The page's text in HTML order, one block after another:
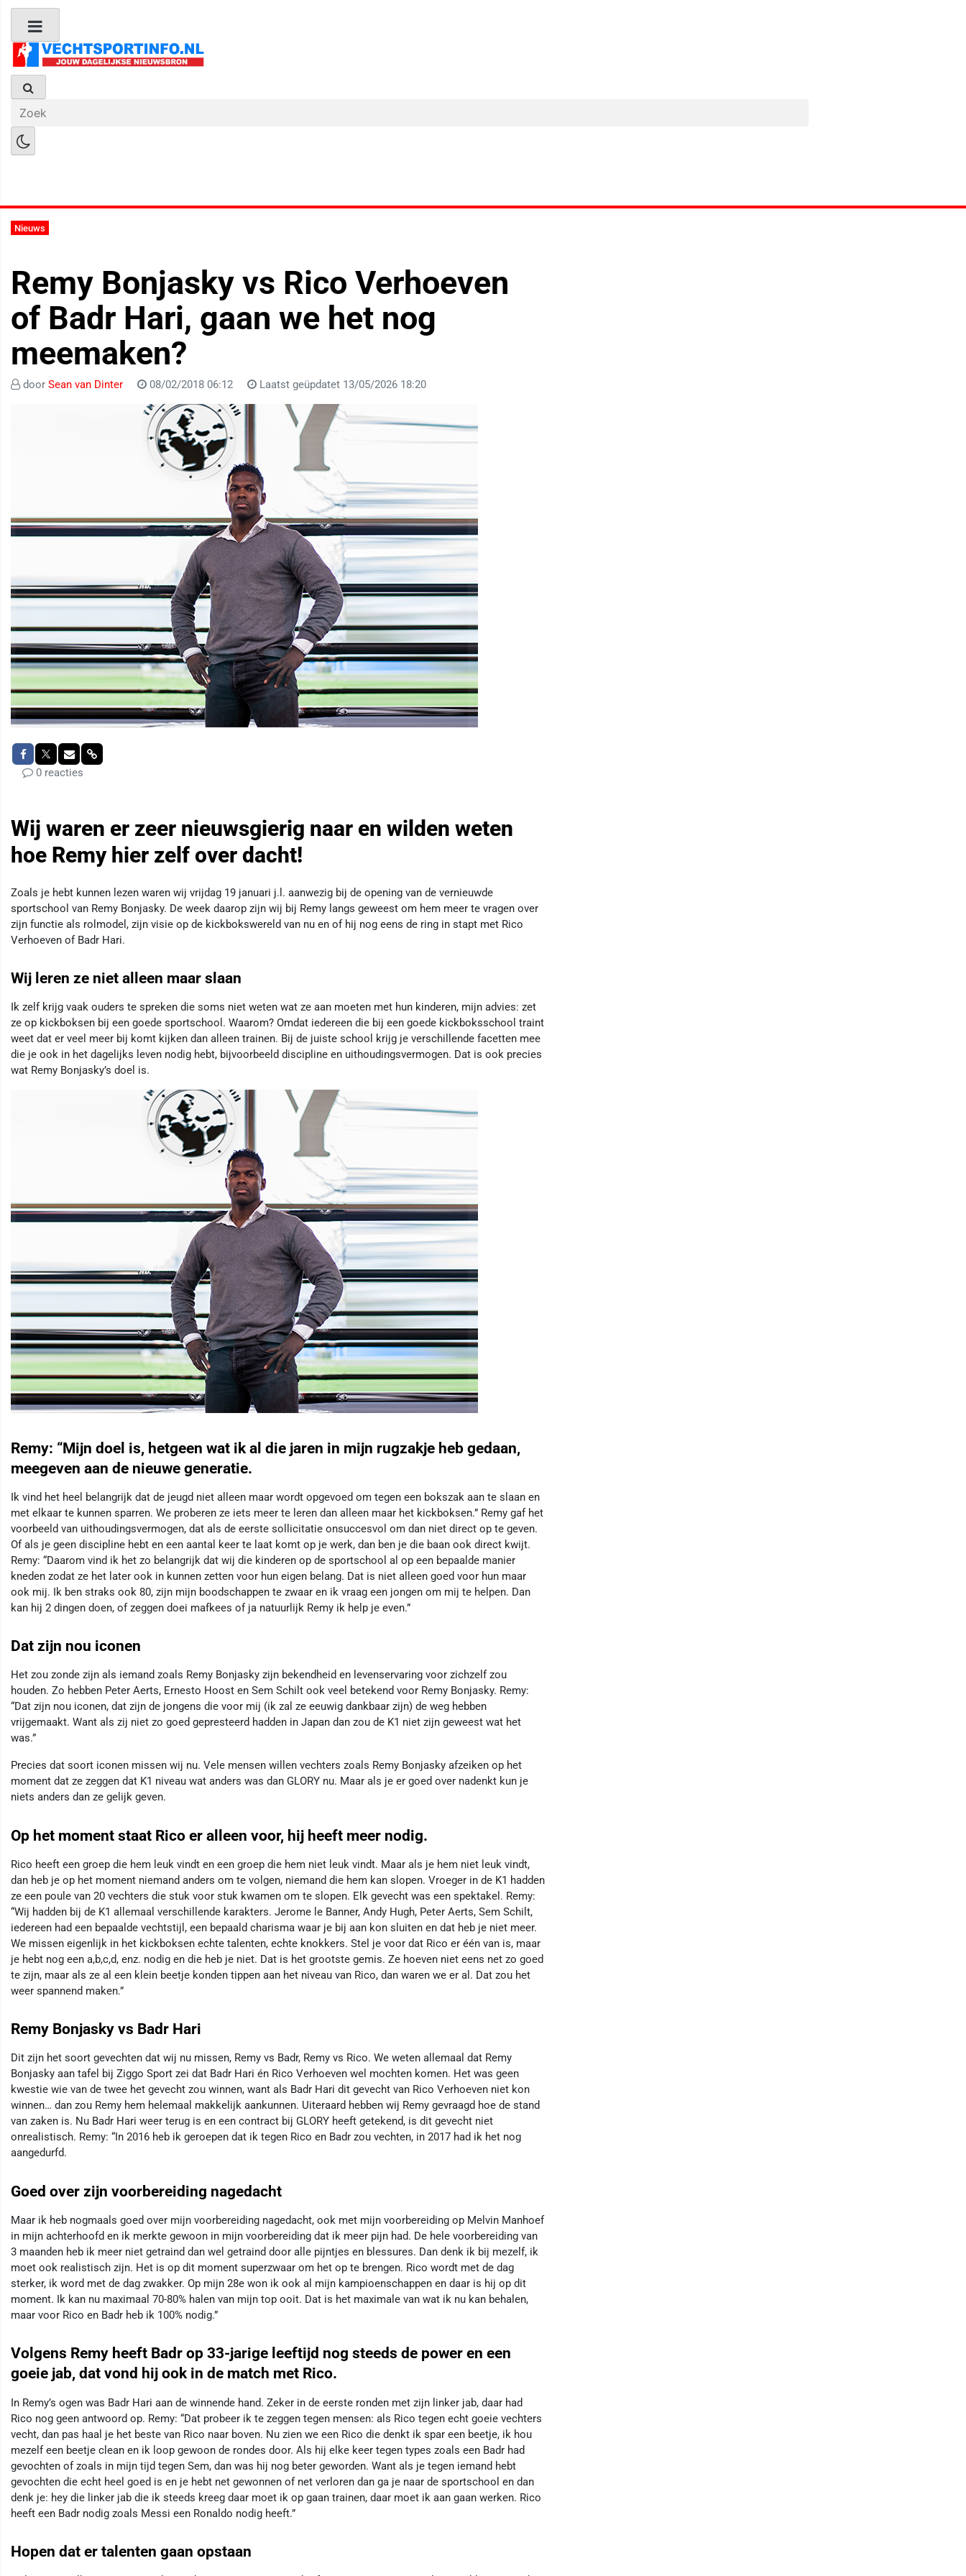
Nieuws
Remy Bonjasky vs Rico Verhoeven
of Badr Hari, gaan we het nog
meemaken?
door Sean van Dinter 08/02/2018 06:12 Laatst geüpdatet 13/05/2026 18:20
0 reacties
Wij waren er zeer nieuwsgierig naar en wilden weten
hoe Remy hier zelf over dacht!
Zoals je hebt kunnen lezen waren wij vrijdag 19 januari j.l. aanwezig bij de opening van de vernieuwde
sportschool van Remy Bonjasky. De week daarop zijn wij bij Remy langs geweest om hem meer te vragen over
zijn functie als rolmodel, zijn visie op de kickbokswereld van nu en of hij nog eens de ring in stapt met Rico
Verhoeven of Badr Hari.
Wij leren ze niet alleen maar slaan
Ik zelf krijg vaak ouders te spreken die soms niet weten wat ze aan moeten met hun kinderen, mijn advies: zet
ze op kickboksen bij een goede sportschool. Waarom? Omdat iedereen die bij een goede kickboksschool traint
weet dat er veel meer bij komt kijken dan alleen trainen. Bij de juiste school krijg je verschillende facetten mee
die je ook in het dagelijks leven nodig hebt, bijvoorbeeld discipline en uithoudingsvermogen. Dat is ook precies
wat Remy Bonjasky’s doel is.
Remy: “Mijn doel is, hetgeen wat ik al die jaren in mijn rugzakje heb gedaan,
meegeven aan de nieuwe generatie.
Ik vind het heel belangrijk dat de jeugd niet alleen maar wordt opgevoed om tegen een bokszak aan te slaan en
met elkaar te kunnen sparren. We proberen ze iets meer te leren dan alleen maar het kickboksen.” Remy gaf het
voorbeeld van uithoudingsvermogen, dat als de eerste sollicitatie onsuccesvol om dan niet direct op te geven.
Of als je geen discipline hebt en een aantal keer te laat komt op je werk, dan ben je die baan ook direct kwijt.
Remy: “Daarom vind ik het zo belangrijk dat wij die kinderen op de sportschool al op een bepaalde manier
kneden zodat ze het later ook in kunnen zetten voor hun eigen belang. Dat is niet alleen goed voor hun maar
ook mij. Ik ben straks ook 80, zijn mijn boodschappen te zwaar en ik vraag een jongen om mij te helpen. Dan
kan hij 2 dingen doen, of zeggen doei mafkees of ja natuurlijk Remy ik help je even.”
Dat zijn nou iconen
Het zou zonde zijn als iemand zoals Remy Bonjasky zijn bekendheid en levenservaring voor zichzelf zou
houden. Zo hebben Peter Aerts, Ernesto Hoost en Sem Schilt ook veel betekend voor Remy Bonjasky. Remy:
“Dat zijn nou iconen, dat zijn de jongens die voor mij (ik zal ze eeuwig dankbaar zijn) de weg hebben
vrijgemaakt. Want als zij niet zo goed gepresteerd hadden in Japan dan zou de K1 niet zijn geweest wat het
was.”
Precies dat soort iconen missen wij nu. Vele mensen willen vechters zoals Remy Bonjasky afzeiken op het
moment dat ze zeggen dat K1 niveau wat anders was dan GLORY nu. Maar als je er goed over nadenkt kun je
niets anders dan ze gelijk geven.
Op het moment staat Rico er alleen voor, hij heeft meer nodig.
Rico heeft een groep die hem leuk vindt en een groep die hem niet leuk vindt. Maar als je hem niet leuk vindt,
dan heb je op het moment niemand anders om te volgen, niemand die hem kan slopen. Vroeger in de K1 hadden
ze een poule van 20 vechters die stuk voor stuk kwamen om te slopen. Elk gevecht was een spektakel. Remy:
“Wij hadden bij de K1 allemaal verschillende karakters. Jerome le Banner, Andy Hugh, Peter Aerts, Sem Schilt,
iedereen had een bepaalde vechtstijl, een bepaald charisma waar je bij aan kon sluiten en dat heb je niet meer.
We missen eigenlijk in het kickboksen echte talenten, echte knokkers. Stel je voor dat Rico er één van is, maar
je hebt nog een a,b,c,d, enz. nodig en die heb je niet. Dat is het grootste gemis. Ze hoeven niet eens net zo goed
te zijn, maar als ze al een klein beetje konden tippen aan het niveau van Rico, dan waren we er al. Dat zou het
weer spannend maken.”
Remy Bonjasky vs Badr Hari
Dit zijn het soort gevechten dat wij nu missen, Remy vs Badr, Remy vs Rico. We weten allemaal dat Remy
Bonjasky aan tafel bij Ziggo Sport zei dat Badr Hari én Rico Verhoeven wel mochten komen. Het was geen
kwestie wie van de twee het gevecht zou winnen, want als Badr Hari dit gevecht van Rico Verhoeven niet kon
winnen… dan zou Remy hem helemaal makkelijk aankunnen. Uiteraard hebben wij Remy gevraagd hoe de stand
van zaken is. Nu Badr Hari weer terug is en een contract bij GLORY heeft getekend, is dit gevecht niet
onrealistisch. Remy: “In 2016 heb ik geroepen dat ik tegen Rico en Badr zou vechten, in 2017 had ik het nog
aangedurfd.
Goed over zijn voorbereiding nagedacht
Maar ik heb nogmaals goed over mijn voorbereiding nagedacht, ook met mijn voorbereiding op Melvin Manhoef
in mijn achterhoofd en ik merkte gewoon in mijn voorbereiding dat ik meer pijn had. De hele voorbereiding van
3 maanden heb ik meer niet getraind dan wel getraind door alle pijntjes en blessures. Dan denk ik bij mezelf, ik
moet ook realistisch zijn. Het is op dit moment superzwaar om het op te brengen. Rico wordt met de dag
sterker, ik word met de dag zwakker. Op mijn 28e won ik ook al mijn kampioenschappen en daar is hij op dit
moment. Ik kan nu maximaal 70-80% halen van mijn top ooit. Dat is het maximale van wat ik nu kan behalen,
maar voor Rico en Badr heb ik 100% nodig.”
Volgens Remy heeft Badr op 33-jarige leeftijd nog steeds de power en een
goeie jab, dat vond hij ook in de match met Rico.
In Remy’s ogen was Badr Hari aan de winnende hand. Zeker in de eerste ronden met zijn linker jab, daar had
Rico nog geen antwoord op. Remy: “Dat probeer ik te zeggen tegen mensen: als Rico tegen echt goeie vechters
vecht, dan pas haal je het beste van Rico naar boven. Nu zien we een Rico die denkt ik spar een beetje, ik hou
mezelf een beetje clean en ik loop gewoon de rondes door. Als hij elke keer tegen types zoals een Badr had
gevochten of zoals in mijn tijd tegen Sem, dan was hij nog beter geworden. Want als je tegen iemand hebt
gevochten die echt heel goed is en je hebt net gewonnen of net verloren dan ga je naar de sportschool en dan
denk je: hey die linker jab die ik steeds kreeg daar moet ik op gaan trainen, daar moet ik aan gaan werken. Rico
heeft een Badr nodig zoals Messi een Ronaldo nodig heeft.”
Hopen dat er talenten gaan opstaan